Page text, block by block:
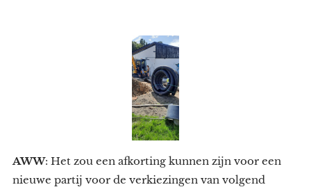
AWW: Het zou een afkorting kunnen zijn voor een
nieuwe partij voor de verkiezingen van volgend